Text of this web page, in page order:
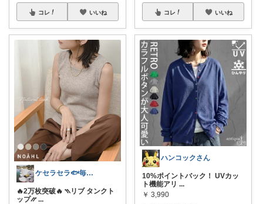
コレ いいね
ケセラセラ🐟毎日を快適にするアイテム
🔥2万枚突破🔥 ⳹リブ タンクト
ップ⳼...
コレ いいね
ハンコックさん
10%ポイントバック！ UVカッ
ト機能アリ ...
￥ 3,990